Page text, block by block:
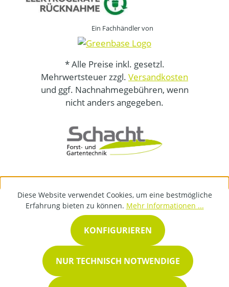
Ein Fachhändler von
* Alle Preise inkl. gesetzl.
Mehrwertsteuer zzgl. Versandkosten
und ggf. Nachnahmegebühren, wenn
nicht anders angegeben.
Diese Website verwendet Cookies, um eine bestmögliche
Erfahrung bieten zu können. Mehr Informationen ...
NUR TECHNISCH NOTWENDIGE
KONFIGURIEREN